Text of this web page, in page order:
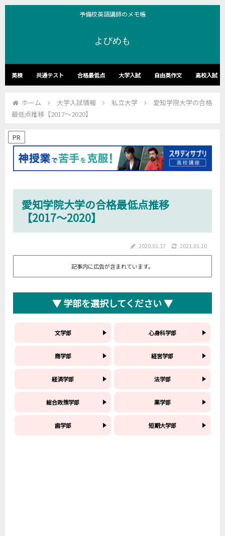
予備校英語講師のメモ帳
よびめも
英検 共通テスト 合格最低点 大学入試 自由英作文 高校入試
ホーム 大学入試情報 私立大学
愛知学院大学の合格
最低点推移【2017～2020】
PR
愛知学院大学の合格最低点推移
【2017～2020】
2020.01.17 2021.01.10
記事内に広告が含まれています。
▼ 学部を選択してください ▼
文学部 心身科学部
商学部 経営学部
経済学部 法学部
総合政策学部 薬学部
歯学部 短期大学部